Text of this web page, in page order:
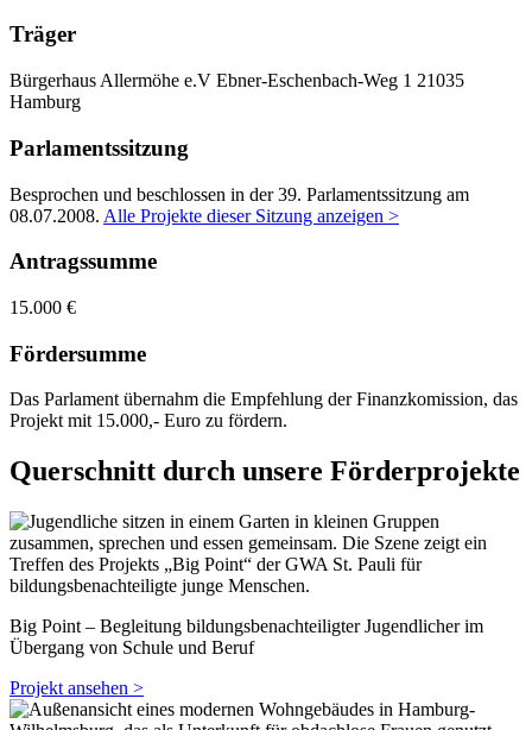
Träger
Bürgerhaus Allermöhe e.V Ebner-Eschenbach-Weg 1 21035
Hamburg
Parlamentssitzung
Besprochen und beschlossen in der 39. Parlamentssitzung am
08.07.2008. Alle Projekte dieser Sitzung anzeigen >
Antragssumme
15.000 €
Fördersumme
Das Parlament übernahm die Empfehlung der Finanzkomission, das
Projekt mit 15.000,- Euro zu fördern.
Querschnitt durch unsere Förderprojekte
Big Point – Begleitung bildungsbenachteiligter Jugendlicher im
Übergang von Schule und Beruf
Projekt ansehen >